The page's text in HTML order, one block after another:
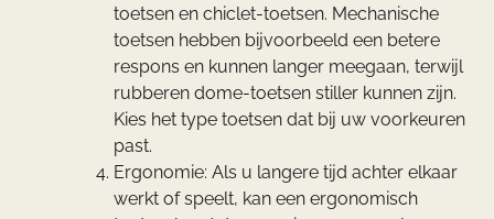
toetsen en chiclet-toetsen. Mechanische
toetsen hebben bijvoorbeeld een betere
respons en kunnen langer meegaan, terwijl
rubberen dome-toetsen stiller kunnen zijn.
Kies het type toetsen dat bij uw voorkeuren
past.
Ergonomie: Als u langere tijd achter elkaar
werkt of speelt, kan een ergonomisch